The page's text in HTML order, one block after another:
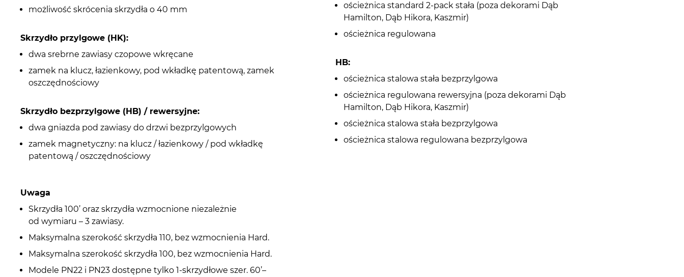
możliwość skrócenia skrzydła o 40 mm
Skrzydło przylgowe (HK):
dwa srebrne zawiasy czopowe wkręcane
zamek na klucz, łazienkowy, pod wkładkę patentową, zamek
oszczędnościowy
Skrzydło bezprzylgowe (HB) / rewersyjne:
dwa gniazda pod zawiasy do drzwi bezprzylgowych
zamek magnetyczny: na klucz / łazienkowy / pod wkładkę
patentową / oszczędnościowy
ościeżnica standard 2-pack stała (poza dekorami Dąb
Hamilton, Dąb Hikora, Kaszmir)
ościeżnica regulowana
HB:
ościeżnica stalowa stała bezprzylgowa
ościeżnica regulowana rewersyjna (poza dekorami Dąb
Hamilton, Dąb Hikora, Kaszmir)
ościeżnica stalowa stała bezprzylgowa
ościeżnica stalowa regulowana bezprzylgowa
Uwaga
Skrzydła 100’ oraz skrzydła wzmocnione niezależnie
od wymiaru – 3 zawiasy.
Maksymalna szerokość skrzydła 110, bez wzmocnienia Hard.
Maksymalna szerokość skrzydła 100, bez wzmocnienia Hard.
Modele PN22 i PN23 dostępne tylko 1-skrzydłowe szer. 60’–